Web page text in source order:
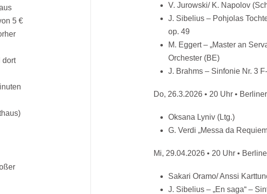
5 €
dort
V. Jurowski/ K. Napolov
J. Sibelius – Pohjolas
op. 49
M. Eggert – „Master an
Orchester (BE)
J. Brahms – Sinfonie Nr. 3
Do, 26.3.2026 • 20 Uhr •
Oksana Lyniv (Ltg.)
G. Verdi „Messa da
Mi, 29.04.2026 • 20 Uhr •
Sakari Oramo/ Anssi
J. Sibelius – „En saga“ –